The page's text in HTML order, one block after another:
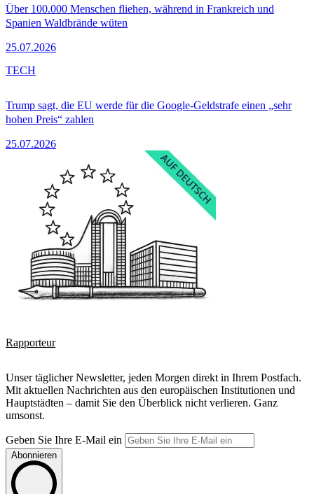
Über 100.000 Menschen fliehen, während in Frankreich und
Spanien Waldbrände wüten
25.07.2026
Trump sagt, die EU werde für die Google-Geldstrafe einen „sehr
hohen Preis“ zahlen
25.07.2026
TECH
Rapporteur
Unser täglicher Newsletter, jeden Morgen direkt in Ihrem Postfach.
Mit aktuellen Nachrichten aus den europäischen Institutionen und
Hauptstädten – damit Sie den Überblick nicht verlieren. Ganz
umsonst.
Geben Sie Ihre E-Mail ein
Abonnieren